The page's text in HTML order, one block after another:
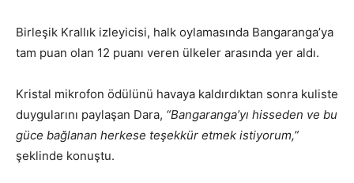
Birleşik Krallık izleyicisi, halk oylamasında Bangaranga’ya
tam puan olan 12 puanı veren ülkeler arasında yer aldı.
Kristal mikrofon ödülünü havaya kaldırdıktan sonra kuliste
duygularını paylaşan Dara, “Bangaranga’yı hisseden ve bu
güce bağlanan herkese teşekkür etmek istiyorum,”
şeklinde konuştu.